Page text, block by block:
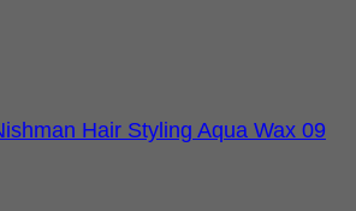
Hair Styling Aqua Wax 09